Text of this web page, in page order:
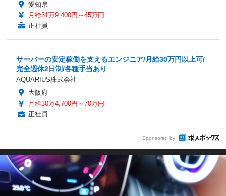
愛知県
月給31万9,400円～45万円
正社員
サーバーの安定稼働を支えるエンジニア/月給30万円以上可/
完全週休2日制/各種手当あり
AQUARIUS株式会社
大阪府
月給30万4,700円～70万円
正社員
Sponsored by